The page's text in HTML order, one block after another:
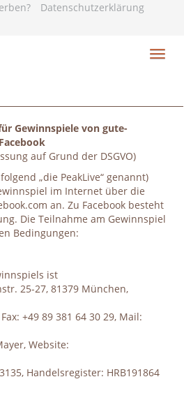
Datenschutzerklärung
Gewinnspiele von gute-
auf Grund der DSGVO)
„die PeakLive“ genannt)
im Internet über die
an. Zu Facebook besteht
Die Teilnahme am Gewinnspiel
Bedingungen:
ist
25-27, 81379 München,
+49 89 381 64 30 29, Mail:
Website:
Handelsregister: HRB191864